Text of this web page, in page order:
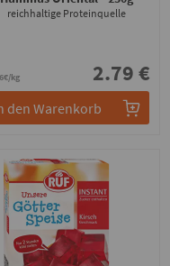
reichhaltige Proteinquelle
kg 2.79 €
den Warenkorb